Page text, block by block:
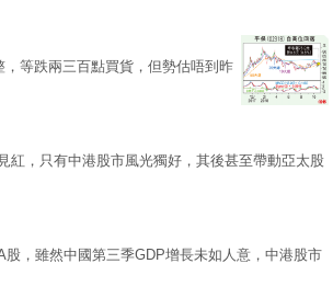
等跌兩三百點買貨，但勢估唔到昨
紅，只有中港股市風光獨好，其後甚至帶動亞太股
，雖然中國第三季GDP增長未如人意，中港股市